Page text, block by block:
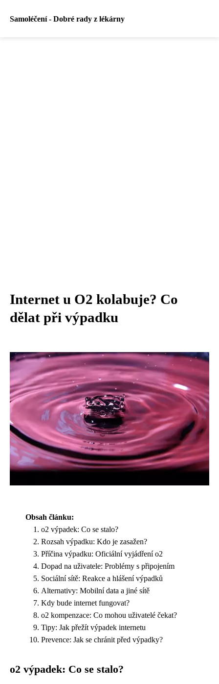
Samoléčení - Dobré rady z lékárny
Internet u O2 kolabuje? Co
dělat při výpadku
Obsah článku:
o2 výpadek: Co se stalo?
Rozsah výpadku: Kdo je zasažen?
Příčina výpadku: Oficiální vyjádření o2
Dopad na uživatele: Problémy s připojením
Sociální sítě: Reakce a hlášení výpadků
Alternativy: Mobilní data a jiné sítě
Kdy bude internet fungovat?
o2 kompenzace: Co mohou uživatelé čekat?
Tipy: Jak přežít výpadek internetu
Prevence: Jak se chránit před výpadky?
o2 výpadek: Co se stalo?